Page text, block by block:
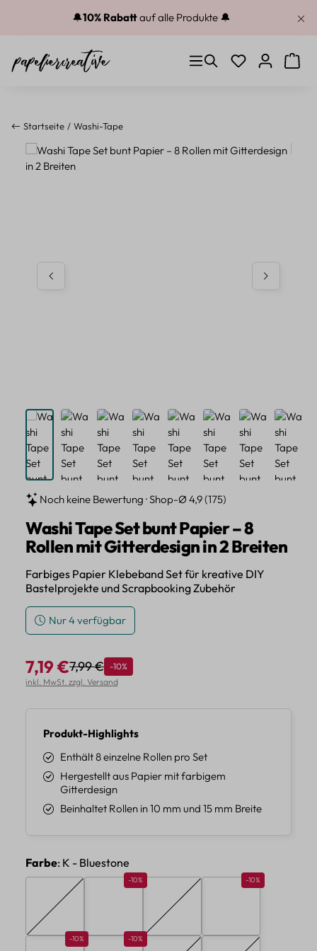
Zum Hauptinhalt springen
🔔10% Rabattauf alle Produkte 🔔
Du hast 0
Startseite Washi-Tape
Bildergalerie überspringen
Noch keine Bewertung · Shop-Ø 4,9 (175)
Washi Tape Set bunt Papier – 8
Rollen mit Gitterdesign in 2 Breiten
Farbiges Papier Klebeband Set für kreative DIY
Bastelprojekte und Scrapbooking Zubehör
Nur 4 verfügbar
Verkaufspreis:
7,19 €Regulärer Preis:
7,99 € Rabatt
-10%
inkl. MwSt. zzgl. Versand
Produkt-Highlights
Enthält 8 einzelne Rollen pro Set
Hergestellt aus Papier mit farbigem
Gitterdesign
Beinhaltet Rollen in 10 mm und 15 mm Breite
Farbeauswählen
: K - Bluestone
(Diese Option ist zurzeit nicht verfügbar.)
Rabatt 10%
-10% Rabatt 10%
-10%
Rabatt 10%
-10% Rabatt 10%
-10%